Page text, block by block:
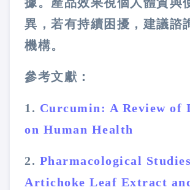
異，若有持續困擾，建議諮
機構。
參考文獻：
1. Curcumin: A Review of
on Human Health
2. Pharmacological
Artichoke Leaf Extract